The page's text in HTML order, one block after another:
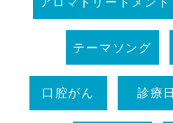
テーマソング
口腔がん 診療日